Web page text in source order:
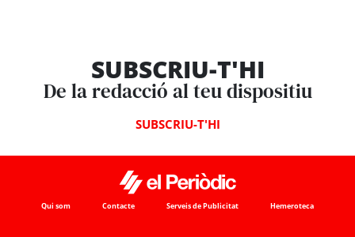
SUBSCRIU-T'HI
De la redacció al teu dispositiu
SUBSCRIU-T'HI
Qui som Contacte Serveis de Publicitat Hemeroteca